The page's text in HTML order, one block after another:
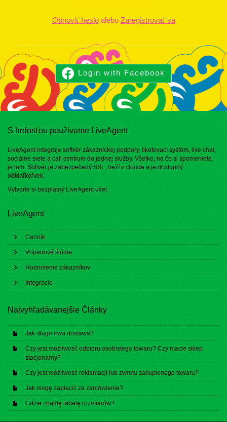
Obnoviť hesloalebo Zaregistrovať sa
Login with Facebook
S hrdosťou používame LiveAgent
LiveAgent integruje softvér zákazníckej podpory, tiketovací systém, live chat,
sociálne siete a call centrum do jednej služby. Všetko, na čo si spomeniete,
je tam. Softvér je zabezpečený SSL, beží v cloude a je dostupný
odkiaľkoľvek.
Vytvorte si bezplatný LiveAgent účet.
LiveAgent
Cenník
Prípadové štúdie
Hodnotenie zákazníkov
Integrácie
Najvyhľadávanejšie Články
Jak długo trwa dostawa?
Czy jest możliwość odbioru osobistego towaru? Czy macie sklep
stacjonarny?
Czy jest możliwość reklamacji lub zwrotu zakupionego towaru?
Jak mogę zapłacić za zamówienie?
Gdzie znajdę tabelę rozmiarów?